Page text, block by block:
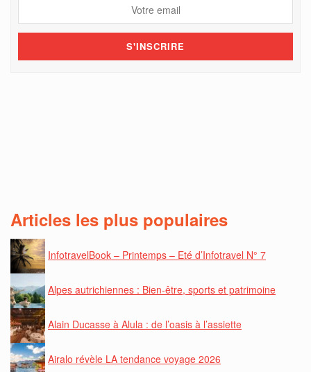
Articles les plus populaires
InfotravelBook – Printemps – Eté d’Infotravel N° 7
Alpes autrichiennes : Bien-être, sports et patrimoine
Alain Ducasse à Alula : de l’oasis à l’assiette
Airalo révèle LA tendance voyage 2026